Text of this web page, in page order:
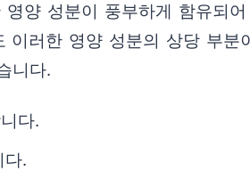
양 성분이 풍부하게 함유되
이러한 영양 성분의 상당 부
니다.
다.
다.